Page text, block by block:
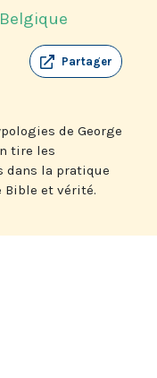
Partager
de George
tire les
dans la pratique
Bible et vérité.